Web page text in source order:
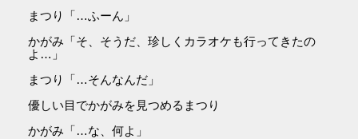
まつり「…ふーん」
かがみ「そ、そうだ、珍しくカラオケも行ってきたの
よ…」
まつり「…そんなんだ」
優しい目でかがみを見つめるまつり
かがみ「…な、何よ」